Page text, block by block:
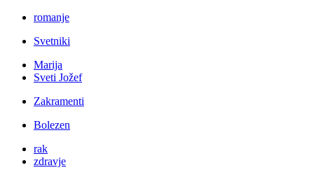
romanje
Svetniki
Marija
Sveti Jožef
Zakramenti
Bolezen
rak
zdravje